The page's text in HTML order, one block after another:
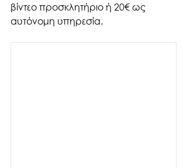
βίντεο προσκλητήριο ή 20€ ως
αυτόνομη υπηρεσία.